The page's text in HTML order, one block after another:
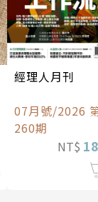
經理人月刊
07月號/2026
260期
NT$